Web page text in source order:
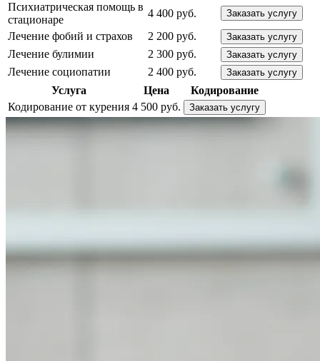
Психиатрическая помощь в
стационаре
4 400 руб. Заказать услугу
Лечение фобий и страхов 2 200 руб. Заказать услугу
Лечение булимии 2 300 руб. Заказать услугу
Лечение социопатии 2 400 руб. Заказать услугу
Услуга Цена
Кодирование
Кодирование от курения 4 500 руб. Заказать услугу